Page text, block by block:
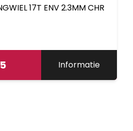
17T ENV 2.3MM CHR
Informatie